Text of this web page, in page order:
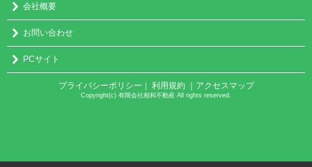
会社概要
お問い合わせ
PCサイト
プライバシーポリシー ｜ 利用規約 ｜アクセスマップ
Copyright(c) 有限会社相和不動産 All rights reserved.